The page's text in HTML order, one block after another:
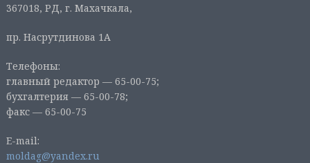
367018, РД, г. Махачкала,
пр. Насрутдинова 1А
Телефоны:
главный редактор — 65-00-75;
бухгалтерия — 65-00-78;
факс — 65-00-75
E-mail:
moldag@yandex.ru